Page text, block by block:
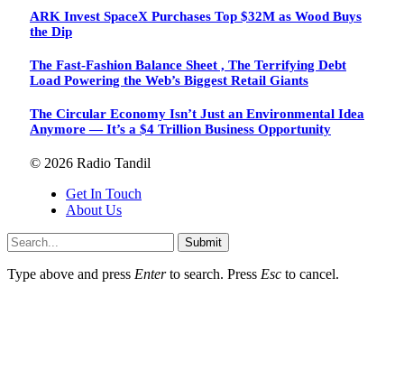
ARK Invest SpaceX Purchases Top $32M as Wood Buys
the Dip
The Fast-Fashion Balance Sheet , The Terrifying Debt
Load Powering the Web’s Biggest Retail Giants
The Circular Economy Isn’t Just an Environmental Idea
Anymore — It’s a $4 Trillion Business Opportunity
© 2026 Radio Tandil
Get In Touch
About Us
Submit
Type above and press Enterto search. Press Esc to cancel.